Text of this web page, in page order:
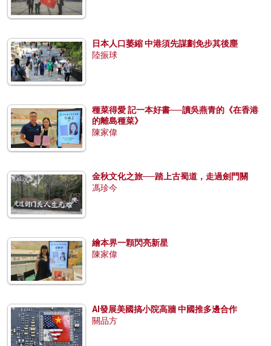
日本人口萎縮 中港須先謀劃免步其後塵
陸振球
種菜得愛 記一本好書──讀吳燕青的《在香港
的離島種菜》
陳家偉
金秋文化之旅──踏上古蜀道，走過劍門關
馮珍今
繪本界一顆閃亮新星
陳家偉
AI發展美國搞小院高牆 中國推多邊合作
關品方